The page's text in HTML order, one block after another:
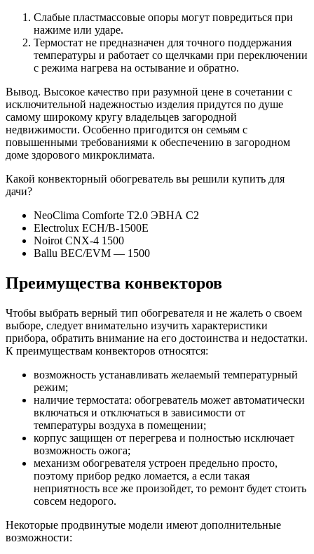
Слабые пластмассовые опоры могут повредиться при
нажиме или ударе.
Термостат не предназначен для точного поддержания
температуры и работает со щелчками при переключении
с режима нагрева на остывание и обратно.
Вывод. Высокое качество при разумной цене в сочетании с
исключительной надежностью изделия придутся по душе
самому широкому кругу владельцев загородной
недвижимости. Особенно пригодится он семьям с
повышенными требованиями к обеспечению в загородном
доме здорового микроклимата.
Какой конвекторный обогреватель вы решили купить для
дачи?
NeoClima Comforte Т2.0 ЭВНА С2
Electrolux ECH/B-1500E
Noirot CNX-4 1500
Ballu BEC/EVM — 1500
Преимущества конвекторов
Чтобы выбрать верный тип обогревателя и не жалеть о своем
выборе, следует внимательно изучить характеристики
прибора, обратить внимание на его достоинства и недостатки.
К преимуществам конвекторов относятся:
возможность устанавливать желаемый температурный
режим;
наличие термостата: обогреватель может автоматически
включаться и отключаться в зависимости от
температуры воздуха в помещении;
корпус защищен от перегрева и полностью исключает
возможность ожога;
механизм обогревателя устроен предельно просто,
поэтому прибор редко ломается, а если такая
неприятность все же произойдет, то ремонт будет стоить
совсем недорого.
Некоторые продвинутые модели имеют дополнительные
возможности: